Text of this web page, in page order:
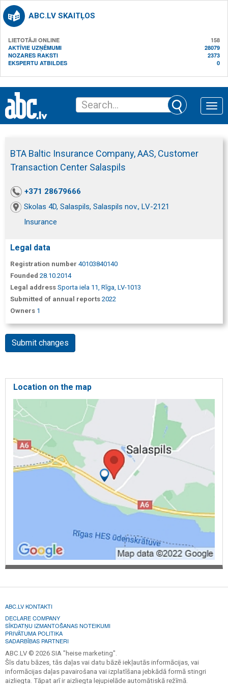
ABC.LV SKAITĻOS
LIETOTĀJI ONLINE
158
AKTĪVIE UZŅĒMUMI
28079
NOZARES RAKSTI
2373
EKSPERTU ATBILDES
0
Toggle
BTA Baltic Insurance Company, AAS, Customer
Transaction Center Salaspils
+371 28679666
Skolas 4D, Salaspils, Salaspils nov., LV-2121
Insurance
Legal data
Registration number 40103840140
Founded 28.10.2014
Legal address Sporta iela 11, Rīga, LV-1013
Submitted of annual reports 2022
Owners 1
Submit changes
Location on the map
ABC.LV KONTAKTI
DECLARE COMPANY
SĪKDATŅU IZMANTOŠANAS NOTEIKUMI
PRIVĀTUMA POLITIKA
SADARBĪBAS PARTNERI
ABC.LV © 2026 SIA "heise marketing".
Šīs datu bāzes, tās daļas vai datu bāzē iekļautās informācijas, vai
informācijas daļas pavairošana vai izplatīšana jebkādā formā stingri
aizliegta. Tāpat arī ir aizliegta lejupielāde automātiskā režīmā.